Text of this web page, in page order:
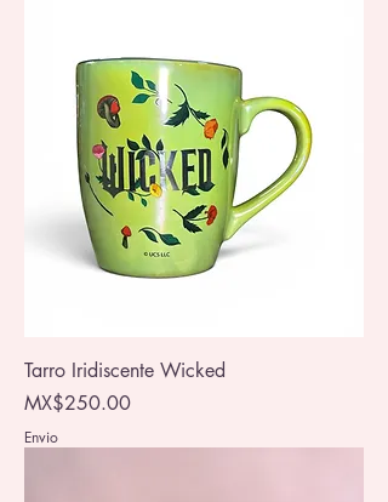
Tarro Iridiscente Wicked
Price
MX$250.00
Envio